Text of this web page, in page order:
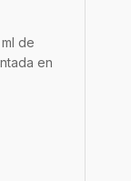
de
en